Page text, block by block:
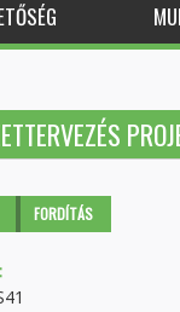
fülek
(AKTÍVFORDÍTÁS